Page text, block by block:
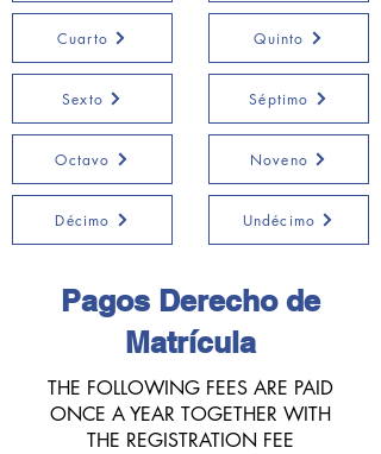
Cuarto
Sexto
Octavo
Décimo
Quinto
Séptimo
Noveno
Undécimo
Pagos Derecho de
Matrícula
THE FOLLOWING FEES ARE PAID
ONCE A YEAR TOGETHER WITH
THE REGISTRATION FEE